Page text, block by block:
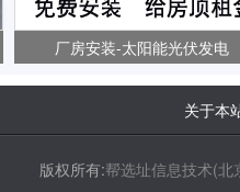
厂房安装-太阳能光伏发电
关于本
版权所有:帮选址信息技术(北